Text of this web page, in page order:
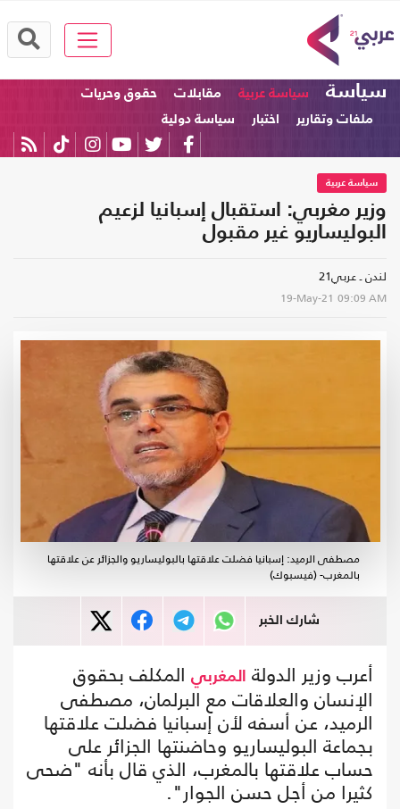
سياسة سياسة عربية مقابلات
حقوق وحريات
ملفات وتقارير
اختبار سياسة دولية
سياسة عربية
وزير مغربي: استقبال إسبانيا لزعيم
البوليساريو غير مقبول
لندن ـ عربي21
19-May-21 09:09 AM
مصطفى الرميد: إسبانيا فضلت علاقتها بالبوليساريو والجزائر عن علاقتها
بالمغرب- (فيسبوك)
شارك الخبر
أعرب وزير الدولة المغربي المكلف بحقوق
الإنسان والعلاقات مع البرلمان، مصطفى
الرميد، عن أسفه لأن إسبانيا فضلت علاقتها
بجماعة البوليساريو وحاضنتها الجزائر على
حساب علاقتها بالمغرب، الذي قال بأنه "ضحى
كثيرا من أجل حسن الجوار".